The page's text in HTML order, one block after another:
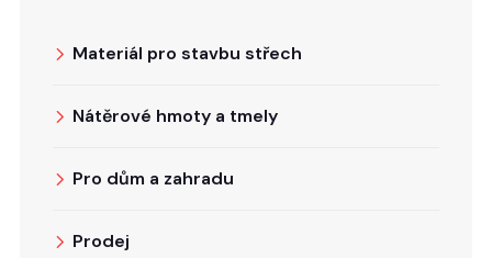
Materiál pro stavbu střech
Nátěrové hmoty a tmely
Pro dům a zahradu
Prodej